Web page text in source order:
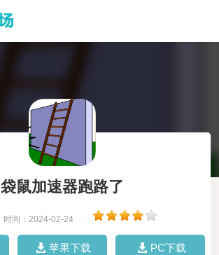
袋鼠加速器跑路了
时间：2024-02-24
苹果下载 PC下载